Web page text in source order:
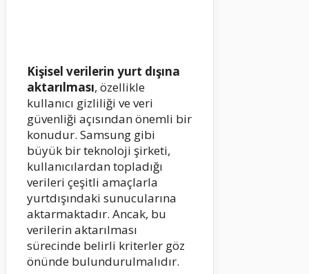
Kişisel verilerin yurt dışına
aktarılması, özellikle
kullanıcı gizliliği ve veri
güvenliği açısından önemli bir
konudur. Samsung gibi
büyük bir teknoloji şirketi,
kullanıcılardan topladığı
verileri çeşitli amaçlarla
yurtdışındaki sunucularına
aktarmaktadır. Ancak, bu
verilerin aktarılması
sürecinde belirli kriterler göz
önünde bulundurulmalıdır.